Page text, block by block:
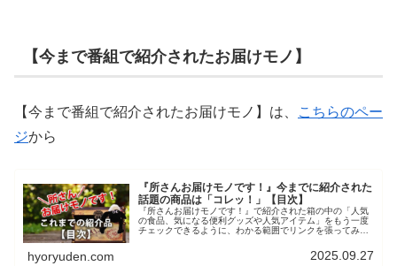
【今まで番組で紹介されたお届けモノ】
【今まで番組で紹介されたお届けモノ】は、
こちらのペー
ジから
『所さんお届けモノです！』今までに紹介された
話題の商品は「コレッ！」【目次】
『所さんお届けモノです！』で紹介された箱の中の「人気
の食品、気になる便利グッズや人気アイテム」をもう一度
チェックできるように、わかる範囲でリンクを張ってみま
hyoryuden.com 2025.09.27